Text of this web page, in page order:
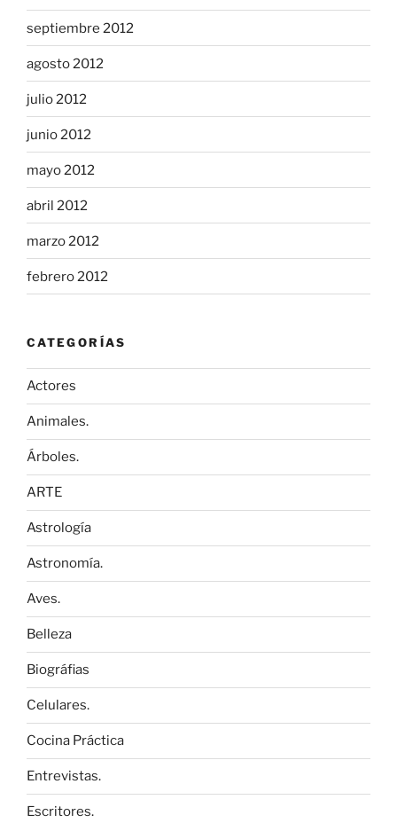
septiembre 2012
agosto 2012
julio 2012
junio 2012
mayo 2012
abril 2012
marzo 2012
febrero 2012
CATEGORÍAS
Actores
Animales.
Árboles.
ARTE
Astrología
Astronomía.
Aves.
Belleza
Biográfias
Celulares.
Cocina Práctica
Entrevistas.
Escritores.